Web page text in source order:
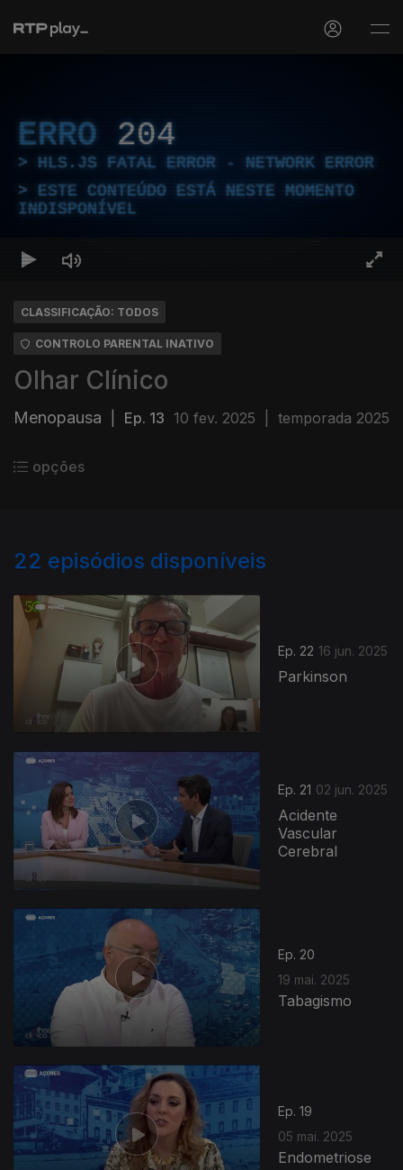
ERRO 204
HLS.JS FATAL ERROR - NETWORK ERROR
ESTE CONTEÚDO ESTÁ NESTE MOMENTO
INDISPONÍVEL
CLASSIFICAÇÃO: TODOS
CONTROLO PARENTAL INATIVO
Olhar Clínico
Menopausa Ep. 13 10 fev. 2025 temporada 2025
opções
22 episódios disponíveis
Ep. 22 16 jun. 2025
Parkinson
Ep. 21 02 jun. 2025
Acidente
Vascular
Cerebral
Ep. 20
19 mai. 2025
Tabagismo
Ep. 19
05 mai. 2025
Endometriose